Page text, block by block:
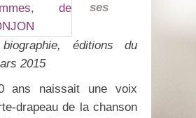
ses
éditions du
2015
ans naissait une voix
drapeau de la chanson